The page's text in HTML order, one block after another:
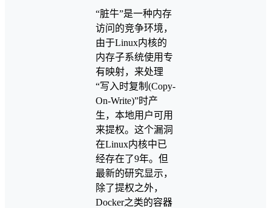
“脏牛”是一种内存
访问的竞争环境，
由于Linux内核的
内存子系统使用专
有映射，来处理
“写入时复制(Copy-
On-Write)”时产
生，本地用户可用
来提权。这个漏洞
在Linux内核中已
经存在了9年。但
最新的研究显示，
除了提权之外，
Docker之类的容器